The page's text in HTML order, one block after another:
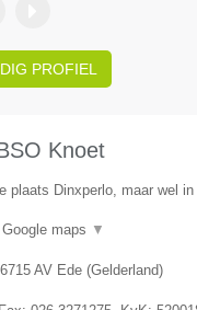
PROFIEL
Knoet
plaats Dinxperlo, maar wel
Google maps ▼
6715 AV Ede(Gelderland)